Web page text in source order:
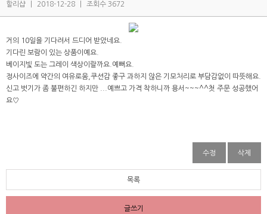
할리샵
2018-12-28 조회수 3672
거의 10일을 기다려서 드디어 받았네요.
기다린 보람이 있는 상품이예요.
베이지빛 도는 그레이 색상이랄까요.예뻐요.
정사이즈에 약간의 여유로움,쿠션감 좋구 과하지 않은 기모처리로 부담감없이 따뜻해요.
신고 벗기가 좀 불편하긴 하지만 ...예쁘고 가격 착하니까 용서~~~^^첫 주문 성공했어
요♡
수정 삭제
목록
글쓰기